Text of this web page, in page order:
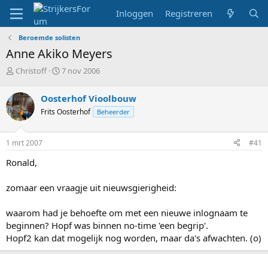
Inloggen Registreren
Beroemde solisten
Anne Akiko Meyers
T
p
i
c
s
t
a
t
r
Christoff
S
r
t
a
7 nov 2006
Oosterhof Vioolbouw
Frits Oosterhof Beheerder
1 mrt 2007 #41
Ronald,
zomaar een vraagje uit nieuwsgierigheid:
waarom had je behoefte om met een nieuwe inlognaam te
beginnen? Hopf was binnen no-time 'een begrip'.
Hopf2 kan dat mogelijk nog worden, maar da's afwachten. (o)